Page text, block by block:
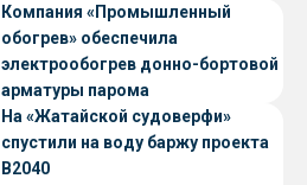
Компания «Промышленный
обогрев» обеспечила
электрообогрев донно-бортовой
арматуры парома
«Петропавловск» проекта CNF22
На «Жатайской судоверфи»
спустили на воду баржу проекта
В2040